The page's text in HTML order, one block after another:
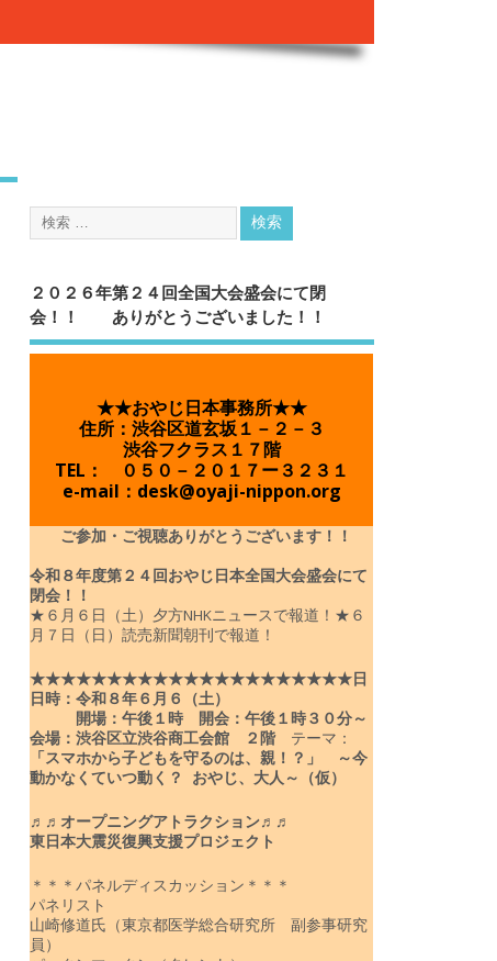
２０２６年第２４回全国大会盛会にて閉
会！！ ありがとうございました！！
★★おやじ日本事務所★★
住所：渋谷区道玄坂１－２－３
渋谷フクラス１７階
TEL： ０５０－２０１７ー３２３１
e-mail：desk@oyaji-nippon.org
ご参加・ご視聴ありがとうございます！！
令和８年度第２４回おやじ日本全国大会盛会にて
閉会！！
★６月６日（土）夕方NHKニュースで報道！ ★６
月７日（日）読売新聞朝刊で報道！
★★★★★★★★★★★★★★★★★★★★★日
日時：令和８年６月６（土）
開場：午後１時 開会：午後１時３０分～
会場：渋谷区立渋谷商工会館 ２階 テーマ：
「スマホから子どもを守るのは、親！？」
～今
動かなくていつ動く？ おやじ、大人～（仮）
♬♬オープニングアトラクション♬♬
東日本大震災復興支援プロジェクト
＊＊＊パネルディスカッション＊＊＊
パネリスト
山崎修道氏（東京都医学総合研究所 副参事研究
員）